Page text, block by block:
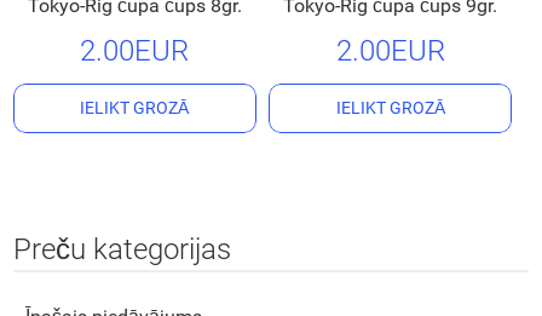
Tokyo-Rig čupa čups 8gr.
2.00EUR
IELIKT GROZĀ
Tokyo-Rig čupa čups 9gr.
2.00EUR
IELIKT GROZĀ
Preču kategorijas